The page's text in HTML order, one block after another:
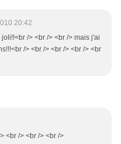
20:42
/> <br /> <br /> mais j'ai
/> <br /> <br /> <br /> <br
<br /> <br /> <br />